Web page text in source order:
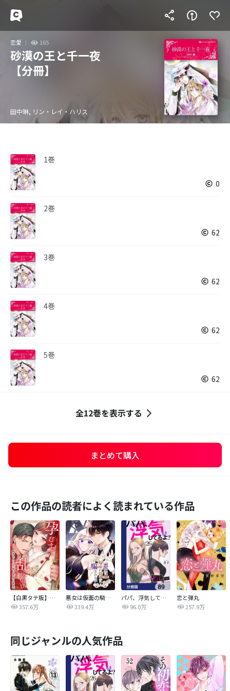
恋愛 165
砂漠の王と千一夜
【分冊】
田中琳, リン・レイ・ハリス
1巻
0
2巻
62
3巻
62
4巻
62
5巻
62
全12巻を表示する
まとめて購入
この作品の読者によく読まれている作品
【白黒タテ版】孕むまで乱れいけ～身代わり花嫁と軍服の猛愛
357.6万
悪女は仮面の騎士に騙されない
339.4万
パパ、浮気してるよ？娘と二人でクズ夫を捨てます【分冊版】
96.0万
恋と弾丸
257.9万
同じジャンルの人気作品